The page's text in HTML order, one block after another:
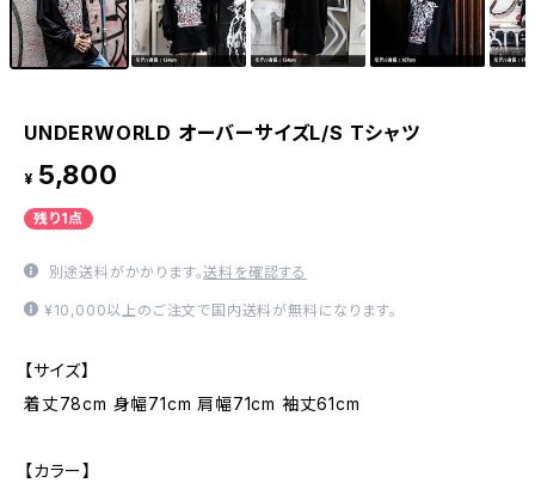
UNDERWORLD オーバーサイズL/S Tシャツ
¥ 5,800
残り1点
別途送料がかかります。送料を確認する
¥10,000以上のご注文で国内送料が無料になります。
【サイズ】
着丈78cm 身幅71cm 肩幅71cm 袖丈61cm
【カラー】